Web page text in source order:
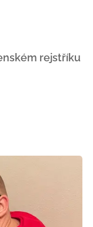
rejstříku